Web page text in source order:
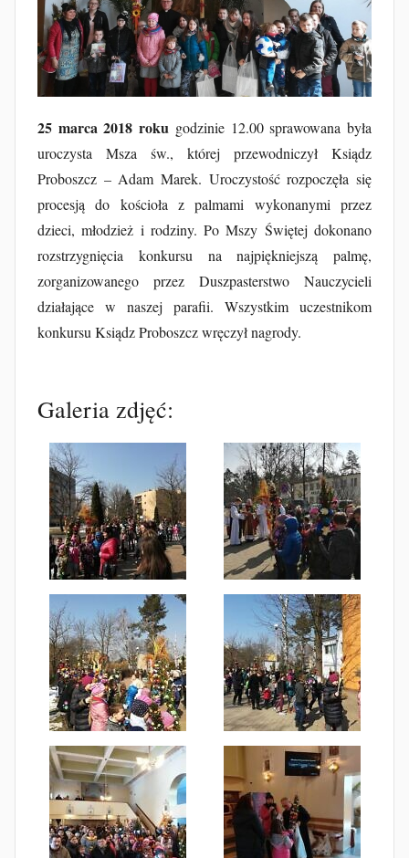
b
F
u
r
t
25 marca 2018 roku godzinie 12.00 sprawowana była
uroczysta Msza św., której przewodniczył Ksiądz
Proboszcz – Adam Marek. Uroczystość rozpoczęła się
procesją do kościoła z palmami wykonanymi przez
dzieci, młodzież i rodziny. Po Mszy Świętej dokonano
rozstrzygnięcia konkursu na najpiękniejszą palmę,
zorganizowanego przez Duszpasterstwo Nauczycieli
działające w naszej parafii. Wszystkim uczestnikom
konkursu Ksiądz Proboszcz wręczył nagrody.
Galeria zdjęć: